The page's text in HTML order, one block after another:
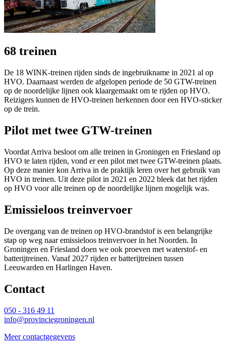
68 treinen
De 18 WINK-treinen rijden sinds de ingebruikname in 2021 al op
HVO. Daarnaast werden de afgelopen periode de 50 GTW-treinen
op de noordelijke lijnen ook klaargemaakt om te rijden op HVO.
Reizigers kunnen de HVO-treinen herkennen door een HVO-sticker
op de trein.
Pilot met twee GTW-treinen
Voordat Arriva besloot om alle treinen in Groningen en Friesland op
HVO te laten rijden, vond er een pilot met twee GTW-treinen plaats.
Op deze manier kon Arriva in de praktijk leren over het gebruik van
HVO in treinen. Uit deze pilot in 2021 en 2022 bleek dat het rijden
op HVO voor alle treinen op de noordelijke lijnen mogelijk was.
Emissieloos treinvervoer
De overgang van de treinen op HVO-brandstof is een belangrijke
stap op weg naar emissieloos treinvervoer in het Noorden. In
Groningen en Friesland doen we ook proeven met waterstof- en
batterijtreinen. Vanaf 2027 rijden er batterijtreinen tussen
Leeuwarden en Harlingen Haven.
Contact
050 - 316 49 11
info@provinciegroningen.nl
Meer contactgegevens